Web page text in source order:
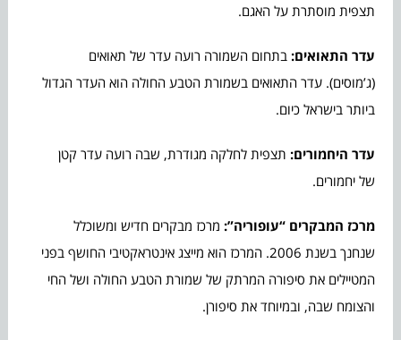
תצפית מוסתרת על האגם.
עדר התאואים: בתחום השמורה רועה עדר של תאואים
(ג’מוסים). עדר התאואים בשמורת הטבע החולה הוא העדר הגדול
ביותר בישראל כיום.
עדר היחמורים: תצפית לחלקה מגודרת, שבה רועה עדר קטן
של יחמורים.
מרכז המבקרים “עופוריה”: מרכז מבקרים חדיש ומשוכלל
שנחנך בשנת 2006. המרכז הוא מייצג אינטראקטיבי החושף בפני
המטיילים את סיפורה המרתק של שמורת הטבע החולה ושל החי
והצומח שבה, ובמיוחד את סיפורן.